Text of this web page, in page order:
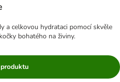
a celkovou hydrataci pomocí skvěle
bohatého na živiny.